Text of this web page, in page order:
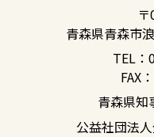
青森県青森市
TEL：
FAX
青森県知
公益社団法